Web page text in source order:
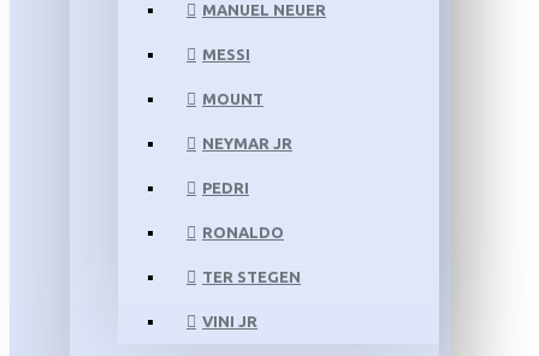
MANUEL NEUER
MESSI
MOUNT
NEYMAR JR
PEDRI
RONALDO
TER STEGEN
VINI JR